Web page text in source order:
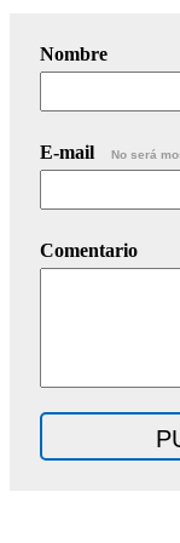
Nombre
E-mail No será
Comentario